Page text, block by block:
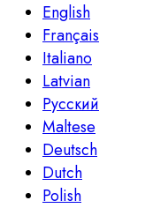
English
Français
Italiano
Latvian
Русский
Maltese
Deutsch
Dutch
Polish